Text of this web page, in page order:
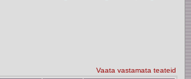
Vaata vastamata teateid